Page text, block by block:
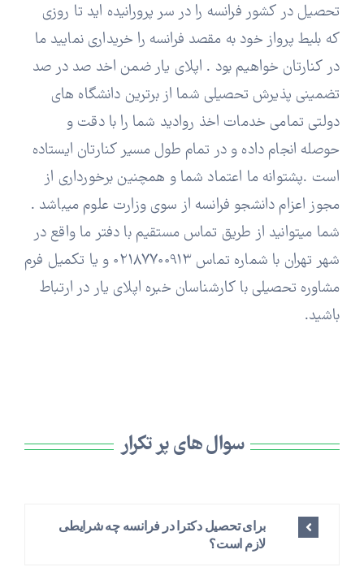
تحصیل در کشور فرانسه را در سر پرورانیده اید تا روزی
که بلیط پرواز خود به مقصد فرانسه را خریداری نمایید ما
در کنارتان خواهیم بود . اپلای یار ضمن اخد صد در صد
تضمینی پذیرش تحصیلی شما از برترین دانشگاه های
دولتی تمامی خدمات اخذ روادید شما را با دقت و
حوصله انجام داده و در تمام طول مسیر کنارتان ایستاده
است .پشتوانه ما اعتماد شما و همچنین برخورداری از
مجوز اعزام دانشجو فرانسه از سوی وزارت علوم میباشد .
شما میتوانید از طریق تماس مستقیم با دفتر ما واقع در
شهر تهران با شماره تماس 02187700913 و یا تکمیل فرم
مشاوره تحصیلی با کارشناسان خبره اپلای یار در ارتباط
باشید.
سوال های پر تکرار
برای تحصیل دکترا در فرانسه چه شرایطی
لازم است؟